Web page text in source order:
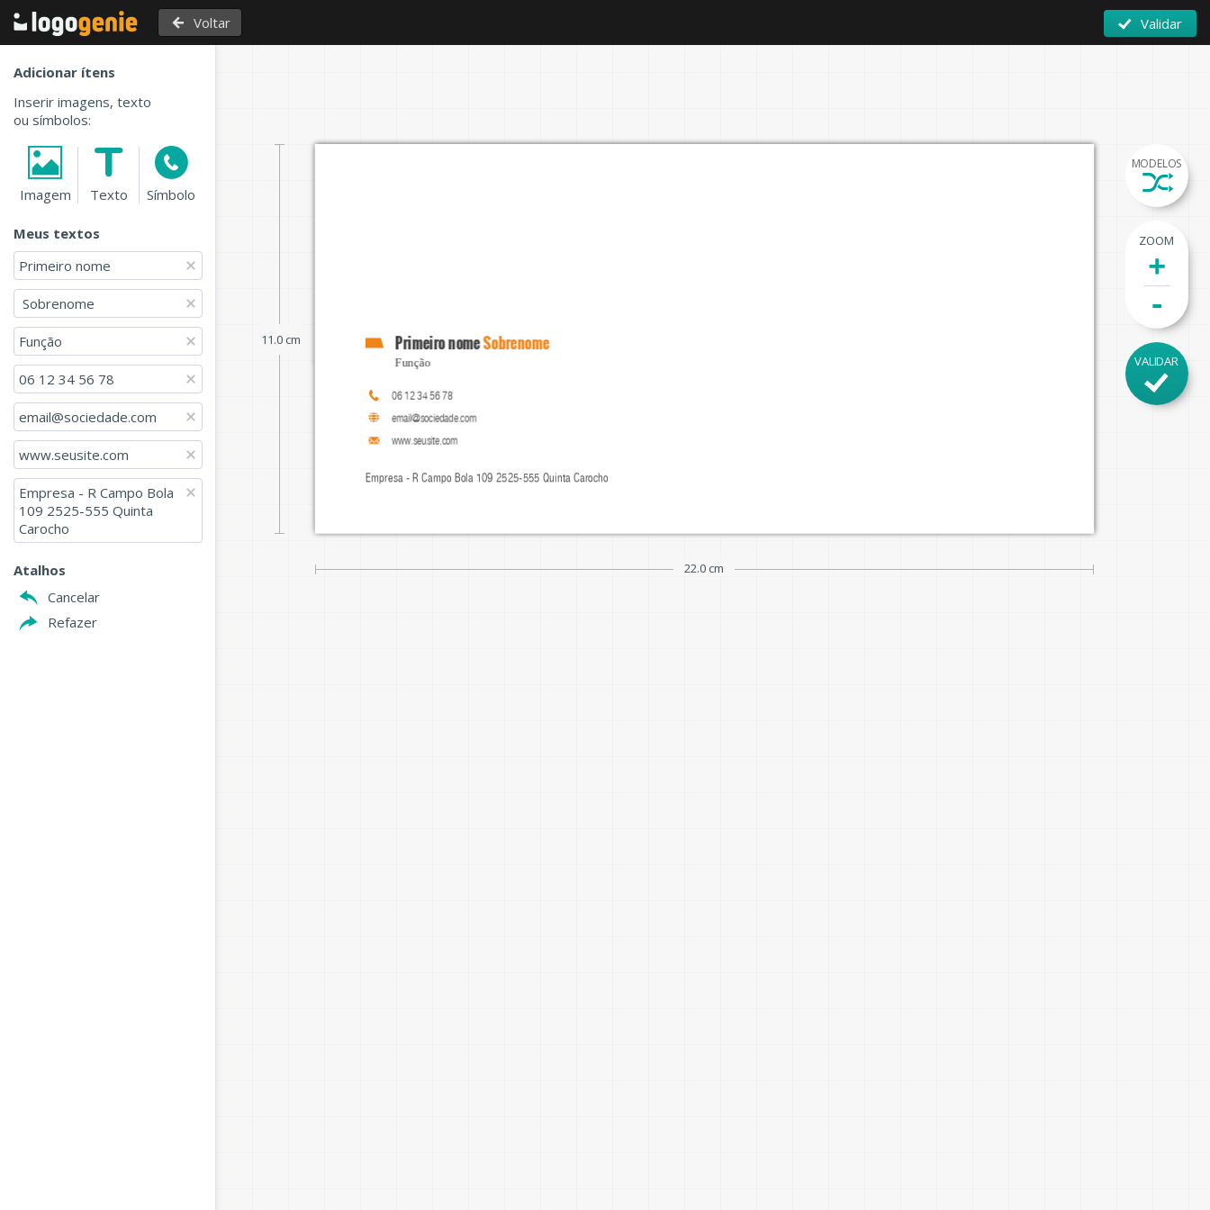
Voltar Validar
Adicionar ítens
Inserir imagens, texto
ou símbolos:
Imagem Texto Símbolo
Meus textos
Primeiro nome
Sobrenome
Função
email@sociedade.com
www.seusite.com
Empresa - R Campo Bola
109 2525-555 Quinta
Carocho
Atalhos
Cancelar
Refazer
11.0 cm
22.0 cm
MODELOS
ZOOM
+
-
VALIDAR
Empresa - R Campo Bola 109 2525-555 Quinta Carocho
email@sociedade.com
www.seusite.com
06 12 34 56 78
Função
Primeiro nome Sobrenome